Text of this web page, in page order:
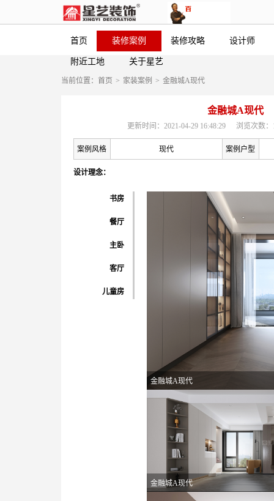
首页 装修案例 装修攻略 设计师
附近工地 关于星艺
当前位置： 首页 > 家装案例 > 金融城A现代
金融城A现代
更新时间：2021-04-29 16:48:29 浏览次数：
案例风格 现代 案例户型
设计理念：
书房
餐厅
主卧
客厅
儿童房
金融城A现代
金融城A现代